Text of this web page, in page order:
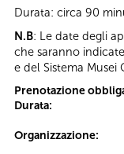
Durata: circa 90
N.B: Le date degli
che saranno
e del Sistema
Prenotazione
Durata:
Organizzazione: